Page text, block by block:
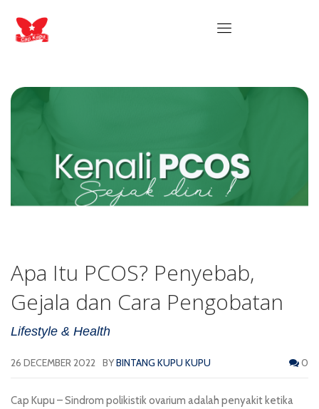
Apa Itu PCOS? Penyebab,
Gejala dan Cara Pengobatan
Lifestyle & Health
26 DECEMBER 2022 BYBINTANG KUPU KUPU 0
Cap Kupu – Sindrom polikistik ovarium adalah penyakit ketika